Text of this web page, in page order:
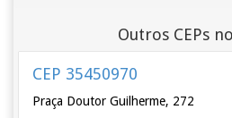
Outros CEPs
CEP 35450970
Praça Doutor Guilherme, 272